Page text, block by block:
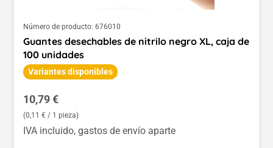
Número de producto: 676010
Guantes desechables de nitrilo negro XL, caja de
100 unidades
Variantes disponibles
Precio normal:
10,79 €
(0,11 € / 1 pieza)
IVA incluido, gastos de envío aparte